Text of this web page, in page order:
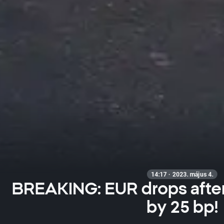
14:17 · 2023. május 4.
BREAKING: EUR drops
by 25 bp!